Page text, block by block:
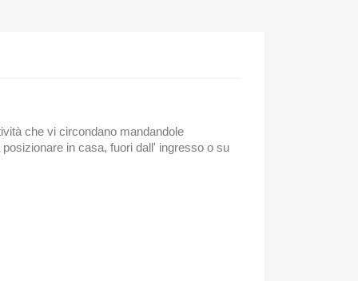
che vi circondano mandandole
in casa, fuori dall' ingresso o su